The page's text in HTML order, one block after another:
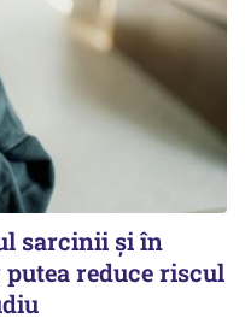
sarcinii și în
reduce riscul